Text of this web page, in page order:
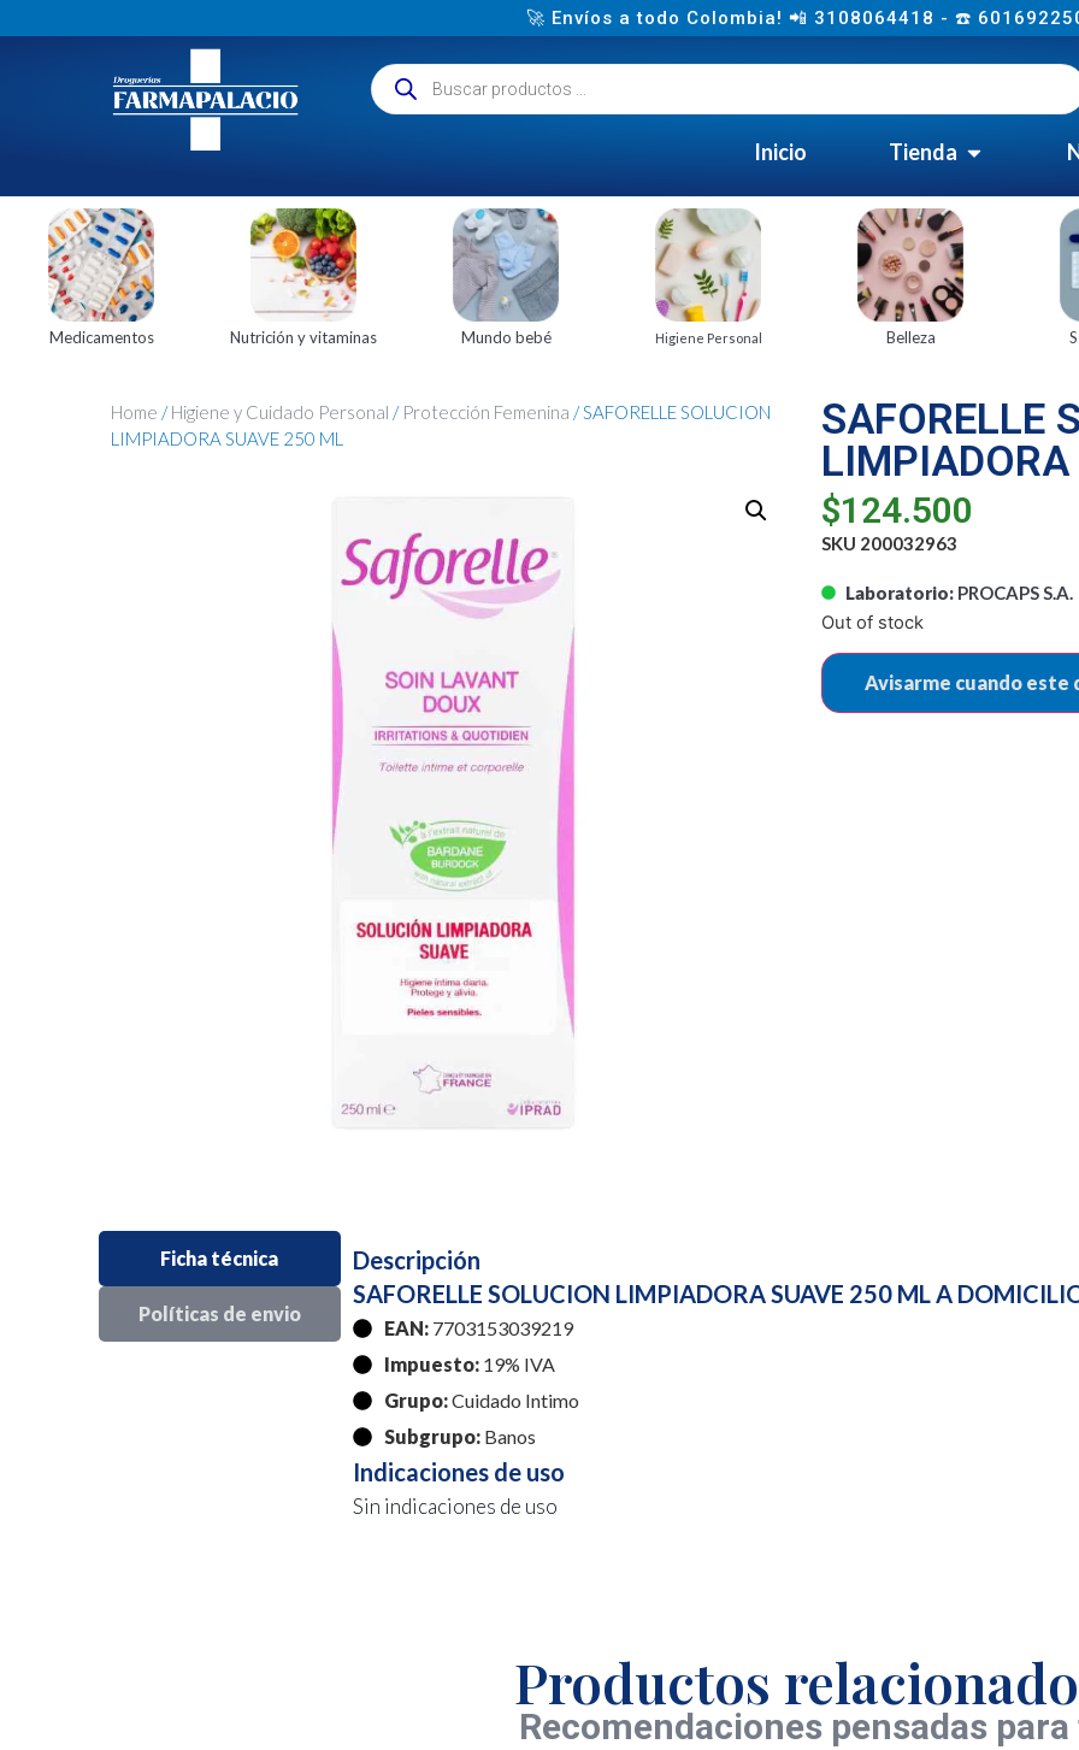
🚀 Envíos a todo Colombia! 📲 3108064418 - ☎️
Inicio Tienda
Medicamentos Nutrición y vitaminas Mundo bebé Higiene Personal Belleza
Home /Higiene y Cuidado Personal / Protección Femenina / SAFORELLE SOLUCION
LIMPIADORA SUAVE 250 ML
SAFORELLE
$124.500
SKU 200032963
Laboratorio: PROCAPS S.A.
Out of stock
Ficha técnica
Políticas de envio
Descripción
SAFORELLE SOLUCION LIMPIADORA SUAVE 250 ML A
EAN:7703153039219
Impuesto:19% IVA
Grupo:Cuidado Intimo
Subgrupo:Banos
Indicaciones de uso
Sin indicaciones de uso
Productos
Recomendaciones pensadas